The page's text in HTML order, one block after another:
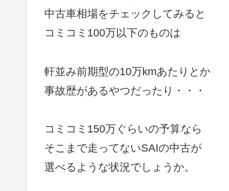
中古車相場をチェックしてみると
コミコミ100万以下のものは
軒並み前期型の10万kmあたりとか
事故歴があるやつだったり・・・
コミコミ150万ぐらいの予算なら
そこまで走ってないSAIの中古が
選べるような状況でしょうか。